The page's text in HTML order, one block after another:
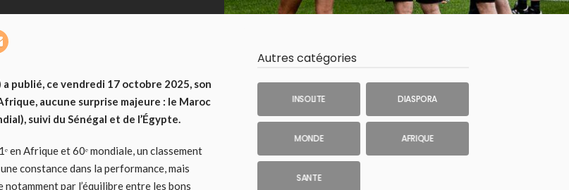
publié, ce vendredi 17 octobre 2025, son
aucune surprise majeure : le Maroc
suivi du Sénégal et de l’Égypte.
en Afrique et 60ᵉ mondiale, un classement
constance dans la performance, mais
par l’équilibre entre les bons
Autres catégories
INSOLITE DIASPORA
MONDE AFRIQUE
SANTE